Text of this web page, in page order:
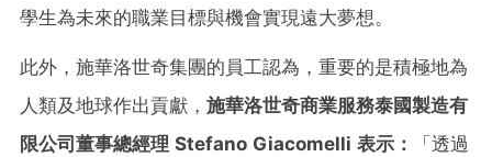
學生為未來的職業目標與機會實現遠大夢想。
此外，施華洛世奇集團的員工認為，重要的是積極地為
人類及地球作出貢獻， 施華洛世奇商業服務泰國製造有
限公司董事總經理 Stefano Giacomelli 表示：
「透過